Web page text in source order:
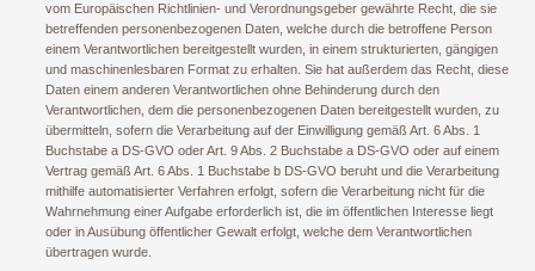
vom Europäischen Richtlinien- und Verordnungsgeber gewährte Recht, die sie
betreffenden personenbezogenen Daten, welche durch die betroffene Person
einem Verantwortlichen bereitgestellt wurden, in einem strukturierten, gängigen
und maschinenlesbaren Format zu erhalten. Sie hat außerdem das Recht, diese
Daten einem anderen Verantwortlichen ohne Behinderung durch den
Verantwortlichen, dem die personenbezogenen Daten bereitgestellt wurden, zu
übermitteln, sofern die Verarbeitung auf der Einwilligung gemäß Art. 6 Abs. 1
Buchstabe a DS-GVO oder Art. 9 Abs. 2 Buchstabe a DS-GVO oder auf einem
Vertrag gemäß Art. 6 Abs. 1 Buchstabe b DS-GVO beruht und die Verarbeitung
mithilfe automatisierter Verfahren erfolgt, sofern die Verarbeitung nicht für die
Wahrnehmung einer Aufgabe erforderlich ist, die im öffentlichen Interesse liegt
oder in Ausübung öffentlicher Gewalt erfolgt, welche dem Verantwortlichen
übertragen wurde.